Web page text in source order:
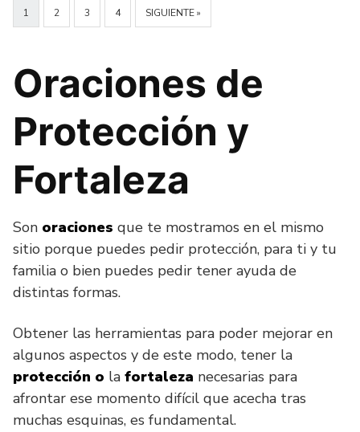
1 2 3 4 SIGUIENTE »
Oraciones de
Protección y
Fortaleza
Son oraciones que te mostramos en el mismo
sitio porque puedes pedir protección, para ti y tu
familia o bien puedes pedir tener ayuda de
distintas formas.
Obtener las herramientas para poder mejorar en
algunos aspectos y de este modo, tener la
protección o la fortaleza necesarias para
afrontar ese momento difícil que acecha tras
muchas esquinas, es fundamental.